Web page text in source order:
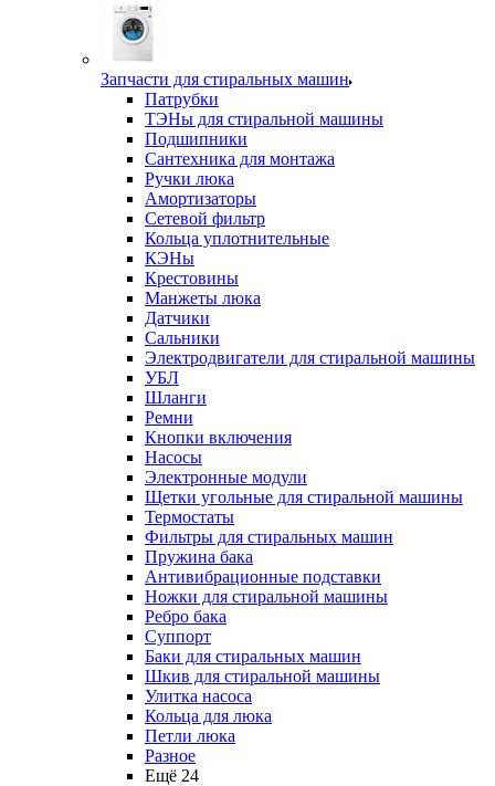
Запчасти для стиральных машин
Патрубки
ТЭНы для стиральной машины
Подшипники
Сантехника для монтажа
Ручки люка
Амортизаторы
Сетевой фильтр
Кольца уплотнительные
КЭНы
Крестовины
Манжеты люка
Датчики
Сальники
Электродвигатели для стиральной машины
УБЛ
Шланги
Ремни
Кнопки включения
Насосы
Электронные модули
Щетки угольные для стиральной машины
Термостаты
Фильтры для стиральных машин
Пружина бака
Антивибрационные подставки
Ножки для стиральной машины
Ребро бака
Суппорт
Баки для стиральных машин
Шкив для стиральной машины
Улитка насоса
Кольца для люка
Петли люка
Разное
Ещё 24